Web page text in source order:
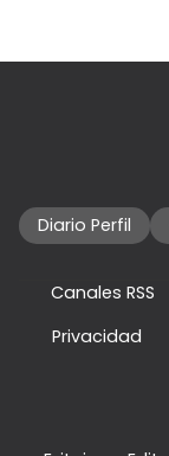
Diario Perfil
Canales RSS
Privacidad